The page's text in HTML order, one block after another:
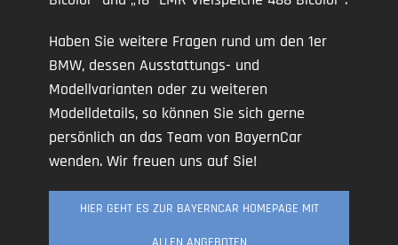
Haben Sie weitere Fragen rund um den 1er
BMW, dessen Ausstattungs- und
Modellvarianten oder zu weiteren
Modelldetails, so können Sie sich gerne
persönlich an das Team von BayernCar
wenden. Wir freuen uns auf Sie!
HIER GEHT ES ZUR BAYERNCAR HOMEPAGE MIT